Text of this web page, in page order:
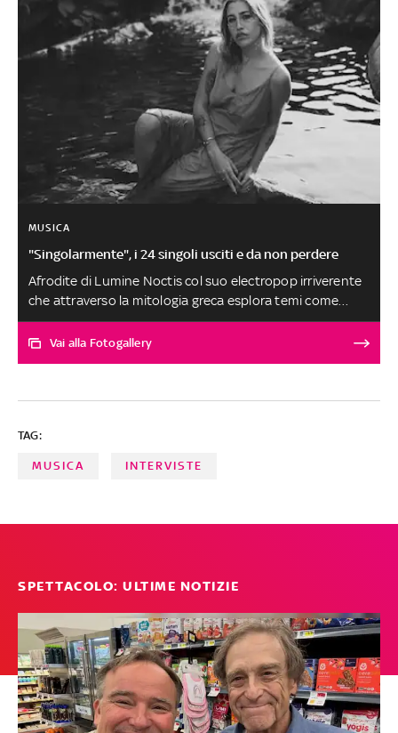
MUSICA
"Singolarmente", i 24 singoli usciti e da non perdere
Afrodite di Lumine Noctis col suo electropop irriverente
che attraverso la mitologia greca esplora temi come
femminilità, potere e rinascita, è il singolo più identitario
di ottobre. Citazioni speciali per Ariannah, Ciliari, Ester,
al secondo posto a pari merito SELEZIONE E SCELTA DEI
Vai alla Fotogallery
TAG:
MUSICA INTERVISTE
SPETTACOLO: ULTIME NOTIZIE